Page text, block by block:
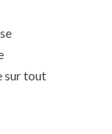
sur tout